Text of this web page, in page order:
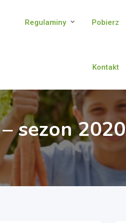
Regulaminy Pobierz
Kontakt
sezon 2020